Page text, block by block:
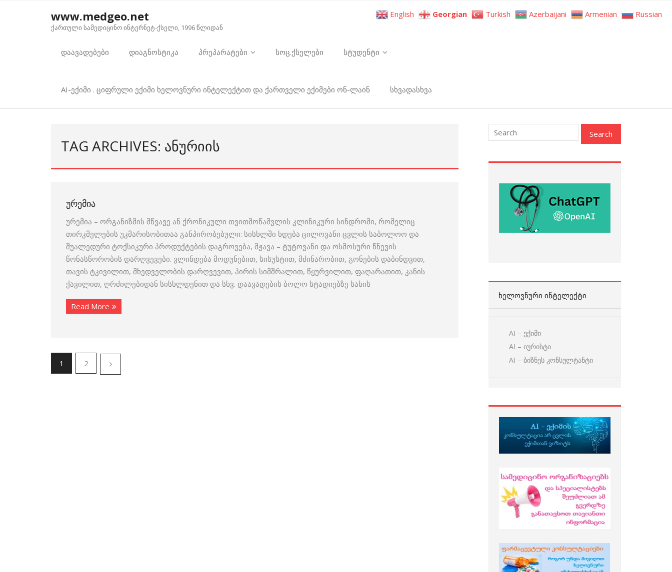
www.medgeo.net
ქართული სამედიცინო ინტერნეტ-ქსელი, 1996 წლიდან
დაავადებები დიაგნოსტიკა პრეპარატები სოც.ქსელები სტუდენტი
AI-ექიმი . ციფრული ექიმი ხელოვნური ინტელექტით და ქართველი ექიმები ონ-ლაინ სხვადასხვა
TAG ARCHIVES: ᲐᲜᲣᲠᲘᲘᲡ
ᲣᲠᲔᲛᲘᲐ
ურემია – ორგანიზმის მწვავე ან ქრონიკული თვითმოწამვლის კლინიკური სინდრომი, რომელიც
თირკმელების უკმარისობითაა განპირობებული: სისხლში ხდება ცილოვანი ცვლის საბოლოო და
შუალედური ტოქსიკური პროდუქტების დაგროვება, მჟავა – ტუტოვანი და ოსმოსური წნევის
წონასწორობის დარღვევები. ვლინდება მოდუნებით, სისუსტით, მძინარობით, გონების დაბინდვით,
თავის ტკივილით, მხედველობის დარღვევით, პირის სიმშრალით, წყურვილით, ფაღარათით, კანის
ქავილით, ღრძილებიდან სისხლდენით და სხვ. დაავადების ბოლო სტადიებზე სახის
Read More
1 2
ᲮᲔᲚᲝᲕᲜᲣᲠᲘ ᲘᲜᲢᲔᲚᲔᲥᲢᲘ
AI – ექიმი
AI – იურისტი
AI – ბიზნეს კონსულტანტი
English Georgian Turkish Azerbaijani Armenian Russian